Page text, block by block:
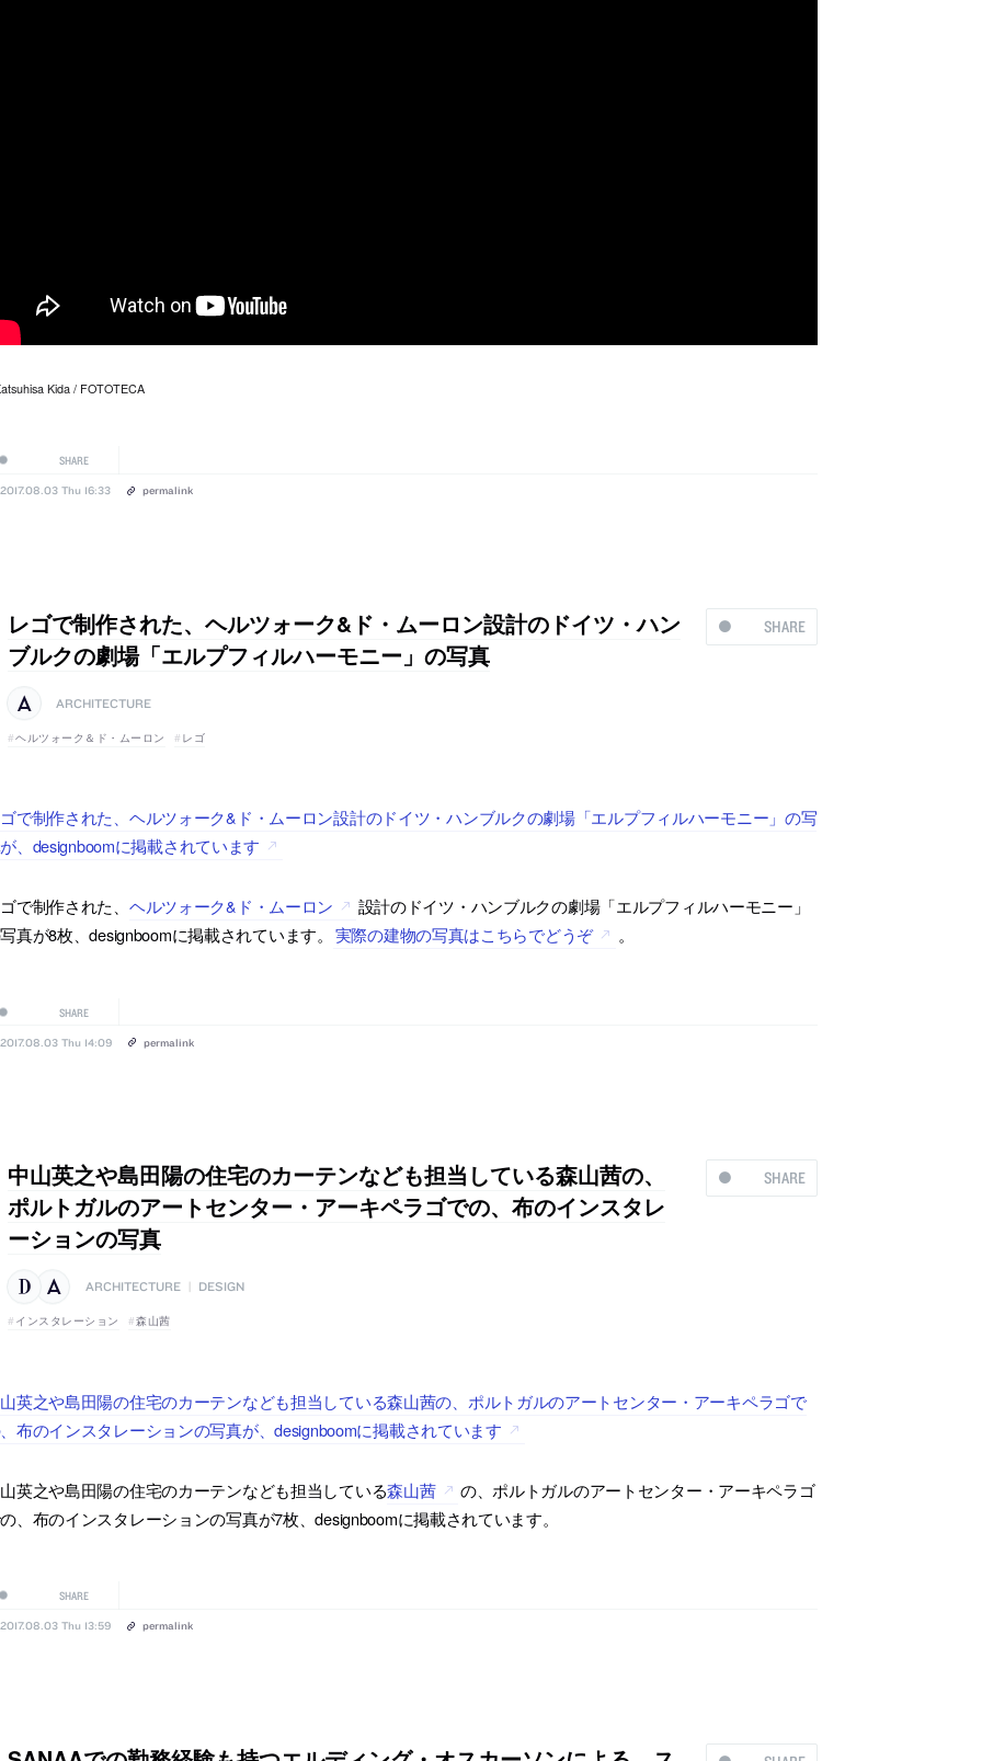
Kida / FOTOTECA
SHARE
2017.08.03 Thu 16:33 permalink
SHARE
レゴで制作された、ヘルツォーク&ド・ムーロン設計のドイツ・ハン
ブルクの劇場「エルプフィルハーモニー」の写真
ARCHITECTURE
ヘルツォーク＆ド・ムーロン レゴ
で制作された、ヘルツォーク&ド・ムーロン設計のドイツ・ハンブルクの劇場「エルプフィルハーモニー」の写
、designboomに掲載されています
で制作された、 ヘルツォーク&ド・ムーロン
設計のドイツ・ハンブルクの劇場「エルプフィルハーモニー」
真が8枚、designboomに掲載されています。
実際の建物の写真はこちらでどうぞ 。
SHARE
2017.08.03 Thu 14:09 permalink
SHARE
中山英之や島田陽の住宅のカーテンなども担当している森山茜の、
ポルトガルのアートセンター・アーキペラゴでの、布のインスタレ
ーションの写真
ARCHITECTURE DESIGN
インスタレーション 森山茜
英之や島田陽の住宅のカーテンなども担当している森山茜の、ポルトガルのアートセンター・アーキペラゴで
布のインスタレーションの写真が、designboomに掲載されています
英之や島田陽の住宅のカーテンなども担当している森山茜
の、ポルトガルのアートセンター・アーキペラゴ
、布のインスタレーションの写真が7枚、designboomに掲載されています。
SHARE
2017.08.03 Thu 13:59 permalink